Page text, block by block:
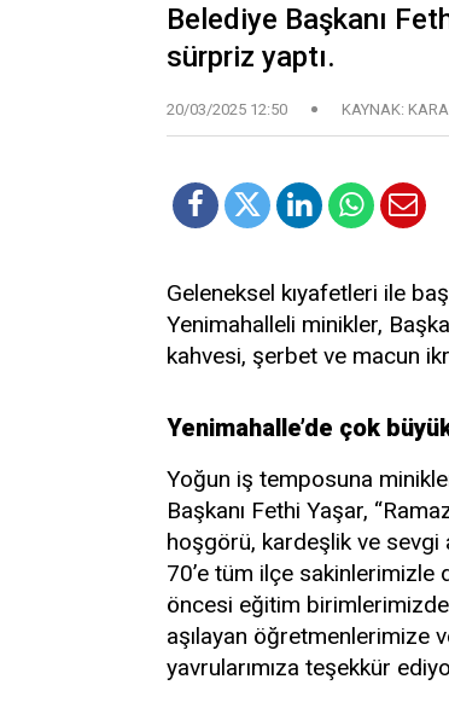
Belediye Başkanı
sürpriz yaptı.
20/03/2025 12:50 KAYNAK:
Geleneksel kıyafetleri ile
Yenimahalleli minikler,
kahvesi, şerbet ve macun
Yenimahalle’de çok
Yoğun iş temposuna
Başkanı Fethi Yaşar,
hoşgörü, kardeşlik ve sevgi
70’e tüm ilçe sakinlerimizle
öncesi eğitim birimlerimizde
aşılayan öğretmenlerimize
yavrularımıza teşekkür